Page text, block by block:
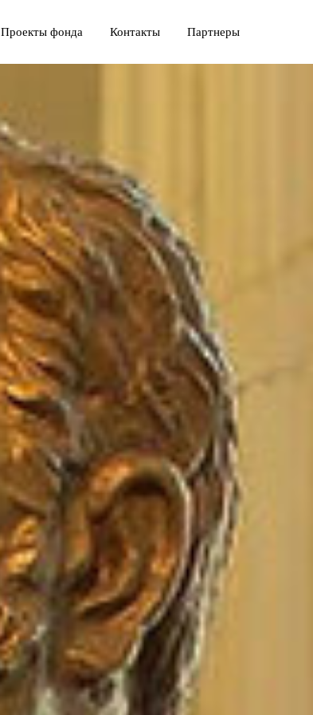
Проекты фонда Контакты Партнеры